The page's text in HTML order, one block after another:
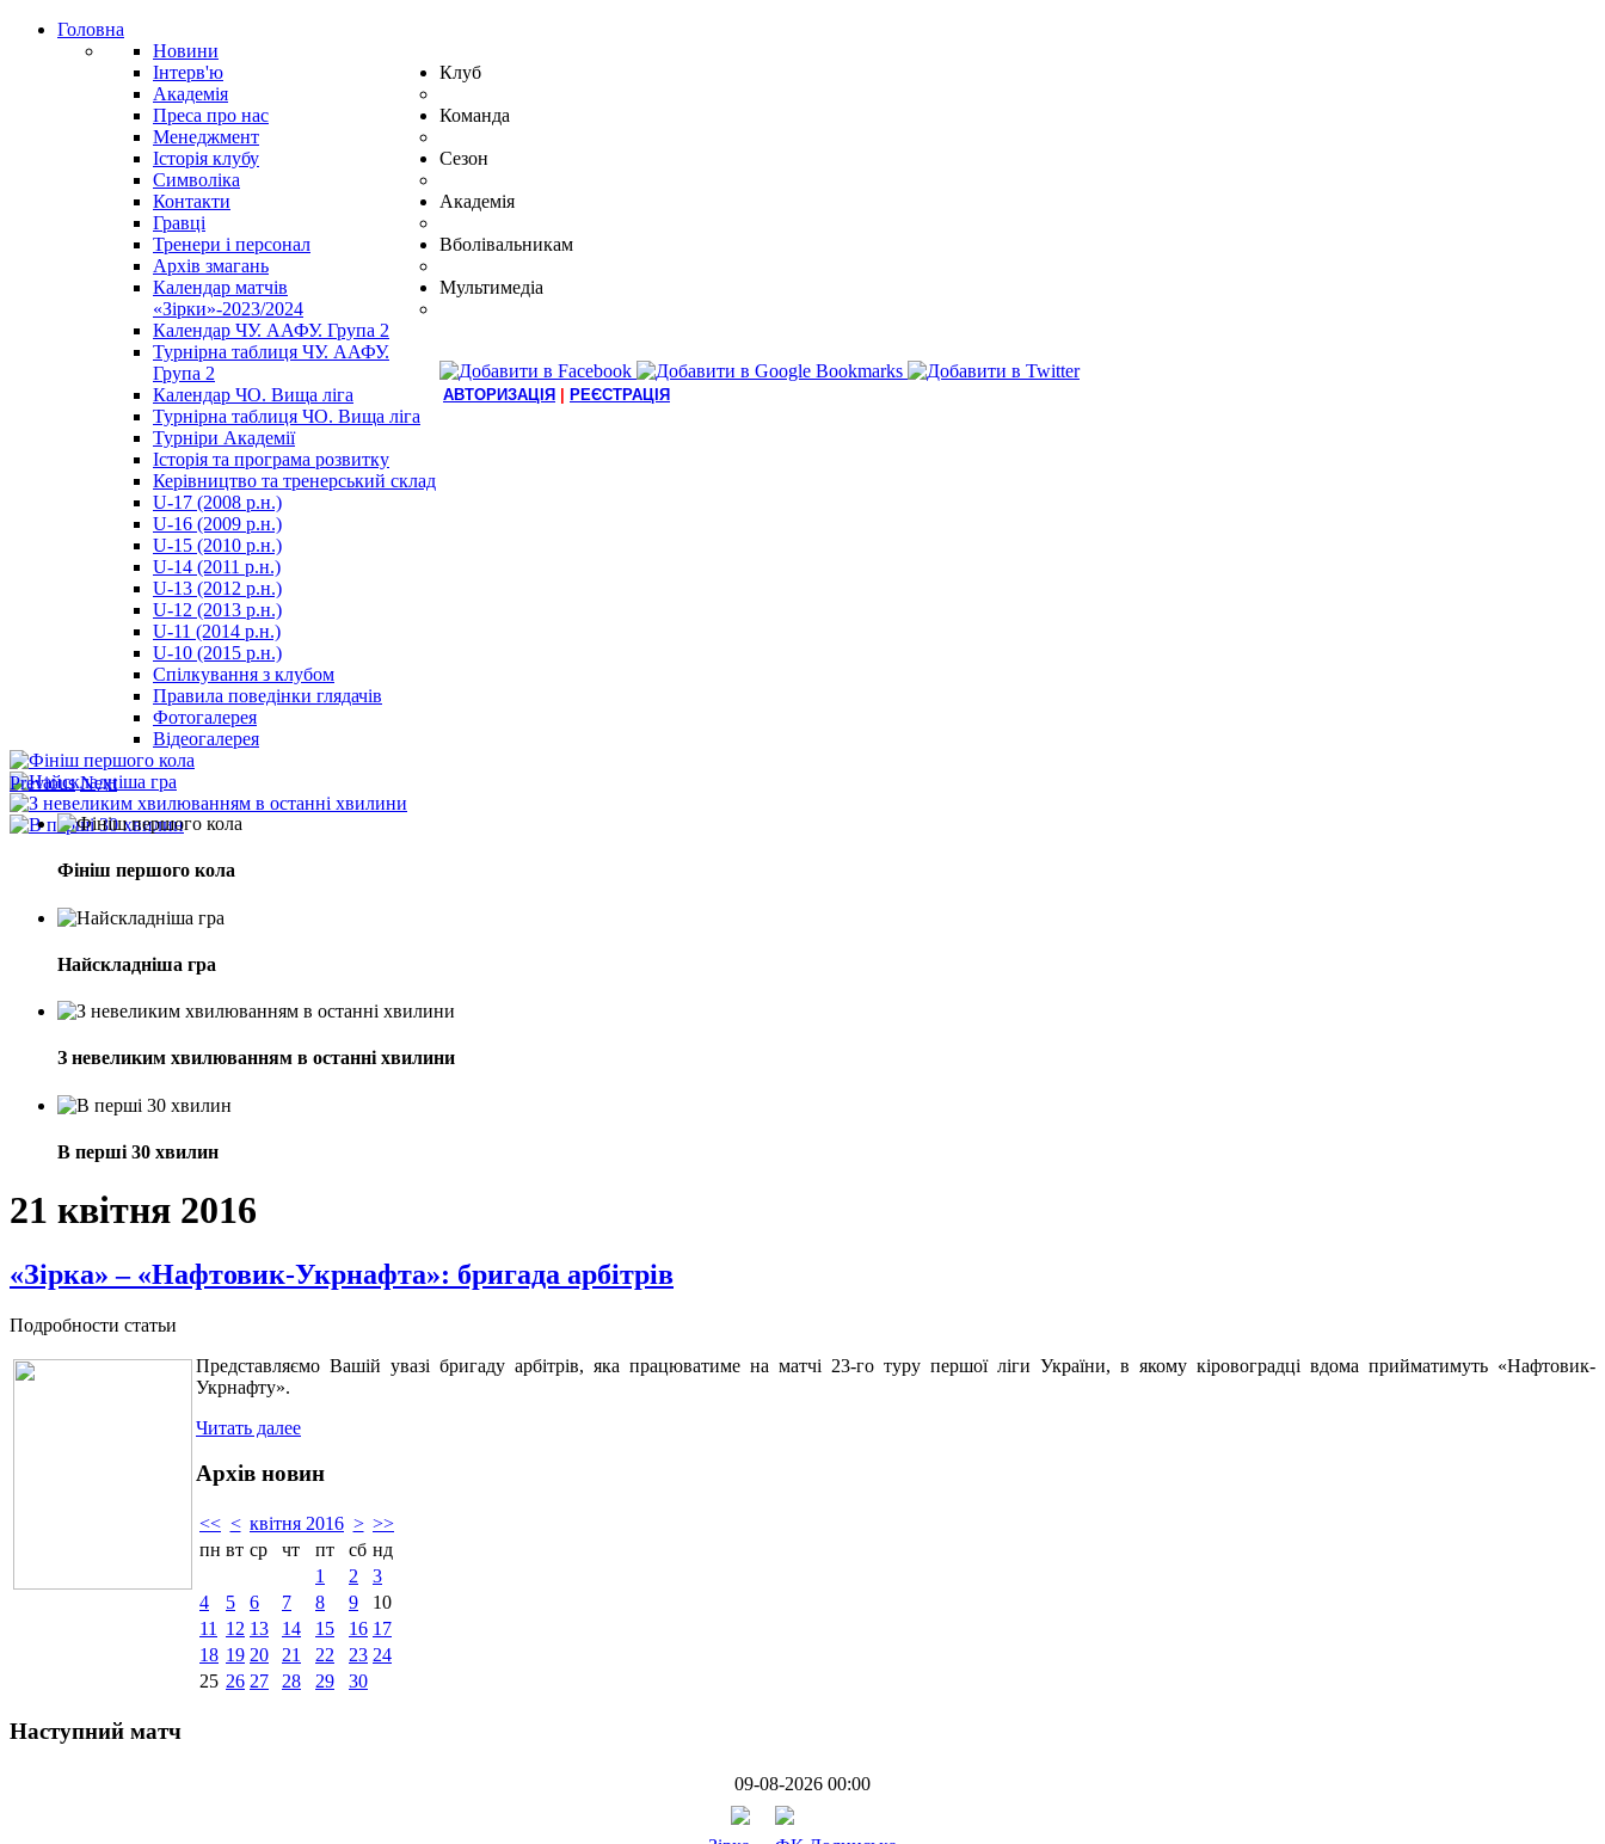
Головна
Новини
Інтерв'ю
Академія
Преса про нас
Клуб
Менеджмент
Історія клубу
Символіка
Контакти
Команда
Гравці
Тренери і персонал
Архів змагань
Сезон
Календар матчів
«Зірки»-2023/2024
Календар ЧУ. ААФУ. Група 2
Турнірна таблиця ЧУ. ААФУ.
Група 2
Календар ЧО. Вища ліга
Турнірна таблиця ЧО. Вища ліга
Академія
Турніри Академії
Історія та програма розвитку
Керівництво та тренерський склад
U-17 (2008 р.н.)
U-16 (2009 р.н.)
U-15 (2010 р.н.)
U-14 (2011 р.н.)
U-13 (2012 р.н.)
U-12 (2013 р.н.)
U-11 (2014 р.н.)
U-10 (2015 р.н.)
Вболівальникам
Спілкування з клубом
Правила поведінки глядачів
Мультимедіа
Фотогалерея
Відеогалерея
АВТОРИЗАЦІЯ РЕЄСТРАЦІЯ
Previous Next
Фініш першого кола
Найскладніша гра
З невеликим хвилюванням в останні хвилини
В перші 30 хвилин
21 квітня 2016
«Зірка» – «Нафтовик-Укрнафта»: бригада арбітрів
Подробности статьи
Представляємо Вашій увазі бригаду арбітрів, яка працюватиме на матчі 23-го туру першої ліги України, в якому кіровоградці вдома прийматимуть «Нафтовик-
Укрнафту».
Читать далее
Архів новин
<< < квітня 2016 > >>
пн вт ср чт пт сб нд
1
2
3
4
5 6 7 8 9
10
11
12 13 14 15 16 17
18 19 20 21 22 23 24
25 26 27 28 29 30
Наступний матч
09-08-2026 00:00